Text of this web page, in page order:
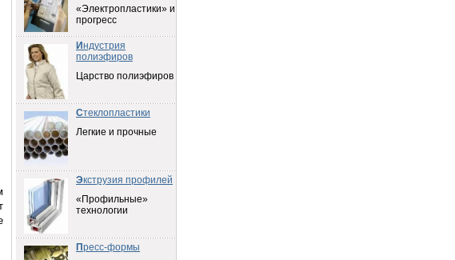
«Электропластики» и
прогресс
Индустрия
полиэфиров
Царство полиэфиров
Стеклопластики
Легкие и прочные
Экструзия профилей
«Профильные»
технологии
Пресс-формы